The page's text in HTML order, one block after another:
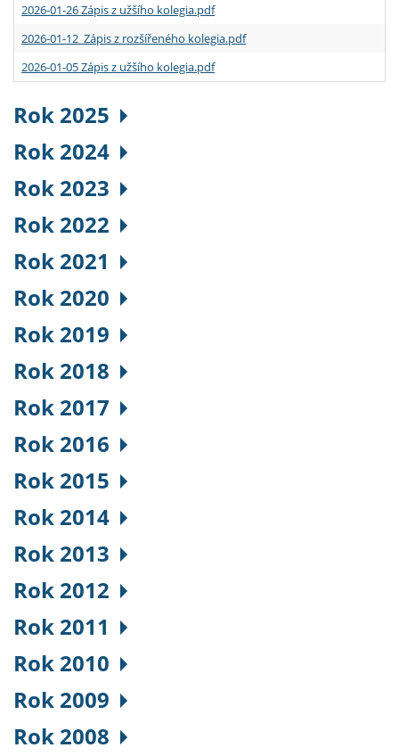
2026-01-26 Zápis z užšího kolegia.pdf
2026-01-12 Zápis z rozšířeného kolegia.pdf
2026-01-05 Zápis z užšího kolegia.pdf
Rok 2025
Rok 2024
Rok 2023
Rok 2022
Rok 2021
Rok 2020
Rok 2019
Rok 2018
Rok 2017
Rok 2016
Rok 2015
Rok 2014
Rok 2013
Rok 2012
Rok 2011
Rok 2010
Rok 2009
Rok 2008